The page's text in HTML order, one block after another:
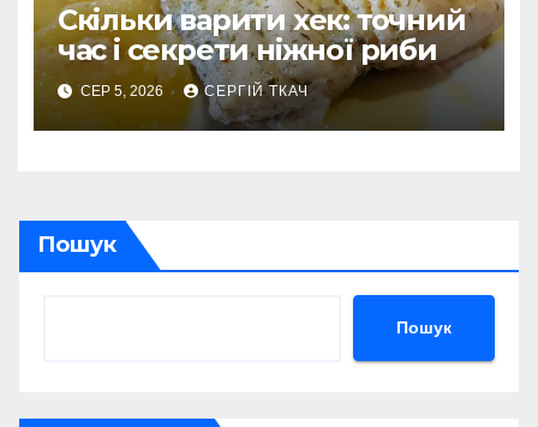
Скільки варити хек: точний
час і секрети ніжної риби
СЕР 5, 2026 СЕРГІЙ ТКАЧ
Пошук
Пошук